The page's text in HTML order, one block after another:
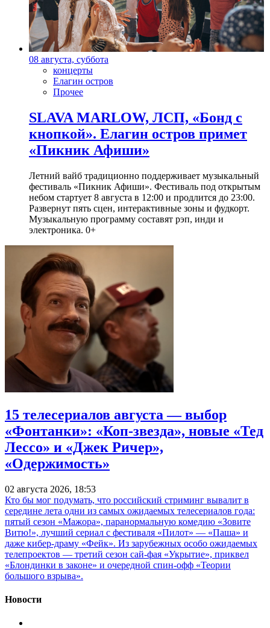
08 августа, суббота
концерты
Елагин остров
Прочее
SLAVA MARLOW, ЛСП, «Бонд с
кнопкой». Елагин остров примет
«Пикник Афиши»
Летний вайб традиционно поддерживает музыкальный
фестиваль «Пикник Афиши». Фестиваль под открытым
небом стартует 8 августа в 12:00 и продлится до 23:00.
Развернут пять сцен, интерактивные зоны и фудкорт.
Музыкальную программу составят рэп, инди и
электроника. 0+
15 телесериалов августа — выбор
«Фонтанки»: «Коп-звезда», новые «Тед
Лессо» и «Джек Ричер»,
«Одержимость»
02 августа 2026, 18:53
Кто бы мог подумать, что российский стриминг вывалит в
середине лета одни из самых ожидаемых телесериалов года:
пятый сезон «Мажора», паранормальную комедию «Зовите
Витю!», лучший сериал с фестиваля «Пилот» — «Паша» и
даже кибер-драму «Фейк». Из зарубежных особо ожидаемых
телепроектов — третий сезон сай-фая «Укрытие», приквел
«Блондинки в законе» и очередной спин-офф «Теории
большого взрыва».
Новости